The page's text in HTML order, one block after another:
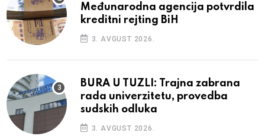
Međunarodna agencija potvrdila
kreditni rejting BiH
3. AVGUST 2026.
BURA U TUZLI: Trajna zabrana
rada univerzitetu, provedba
sudskih odluka
3. AVGUST 2026.